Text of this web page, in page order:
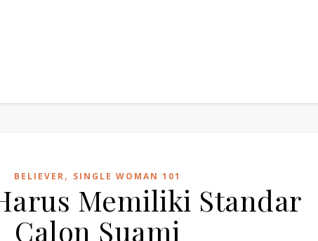
BELIEVER, SINGLE WOMAN 101
Memiliki Standar
Calon Suami